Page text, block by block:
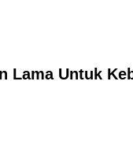
Lama Untuk